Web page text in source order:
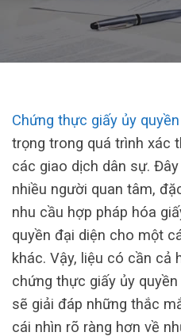
Chứng thực giấy ủy quyền
trọng trong quá trình xác
các giao dịch dân sự.
nhiều người quan tâm,
nhu cầu hợp pháp hóa
quyền đại diện cho một
khác. Vậy, liệu có cần cả
chứng thực giấy ủy
sẽ giải đáp những thắc
cái nhìn rõ ràng hơn về